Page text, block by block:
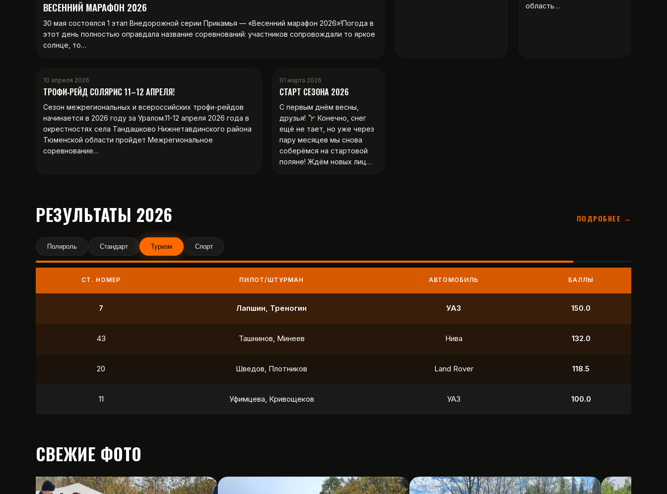
ВЕСЕННИЙ МАРАФОН 2026
30 мая состоялся 1 этап Внедорожной серии Прикамья — «Весенний марафон 2026»!Погода в
этот день полностью оправдала название соревнований: участников сопровождали то яркое
солнце, то…
область…
10 апреля 2026
ТРОФИ‑РЕЙД СОЛЯРИС 11–12 АПРЕЛЯ!
Сезон межрегиональных и всероссийских трофи-рейдов
начинается в 2026 году за Уралом.11-12 апреля 2026 года в
окрестностях села Тандашково Нижнетавдинского района
Тюменской области пройдет Межрегиональное
соревнование…
01 марта 2026
СТАРТ СЕЗОНА 2026
С первым днём весны,
друзья!
Конечно, снег
ещё не тает, но уже через
пару месяцев мы снова
соберёмся на стартовой
поляне! Ждём новых лиц…
РЕЗУЛЬТАТЫ 2026 ПОДРОБНЕЕ →
Полироль Стандарт Туризм Спорт
СТ. НОМЕР ПИЛОТ/ШТУРМАН АВТОМОБИЛЬ БАЛЛЫ
222 Качайло, Белкин Нива 250.0
6 Ахмаров, Кудымов УАЗ 132.0
37 Широков, Капленко Toyota 118.5
26 Смыслов, Тютиков Toyota 106.5
СВЕЖИЕ ФОТО